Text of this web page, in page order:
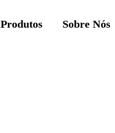
Produtos Sobre Nós